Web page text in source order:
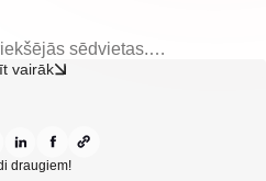
sēdvietas.
vairāk
draugiem!